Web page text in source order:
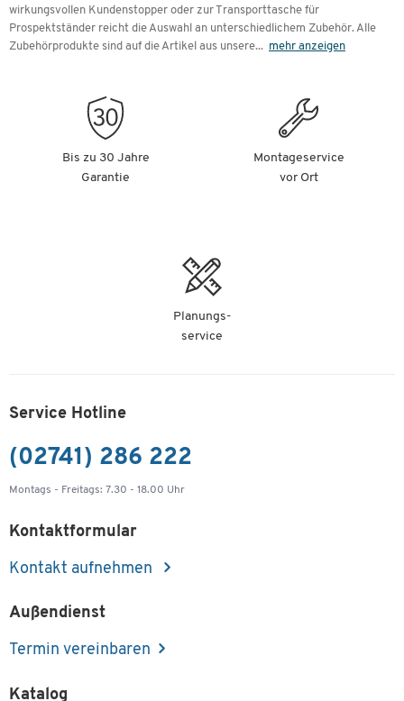
wirkungsvollen Kundenstopper oder zur Transporttasche für
Prospektständer reicht die Auswahl an unterschiedlichem Zubehör. Alle
Zubehörprodukte sind auf die Artikel aus unsere... mehr anzeigen
Bis zu 30 Jahre
Garantie
Montageservice
vor Ort
Planungs-
service
Service Hotline
(02741) 286 222
Montags - Freitags: 7.30 - 18.00 Uhr
Kontaktformular
Kontakt aufnehmen
Außendienst
Termin vereinbaren
Katalog